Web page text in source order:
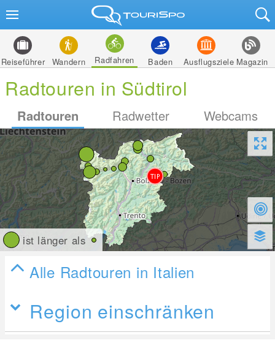
Reiseführer Wandern Radfahren Baden Ausflugsziele Magazin
Radtouren in Südtirol
Radtouren Radwetter Webcams
ist länger als
Alle Radtouren in Italien
Region einschränken